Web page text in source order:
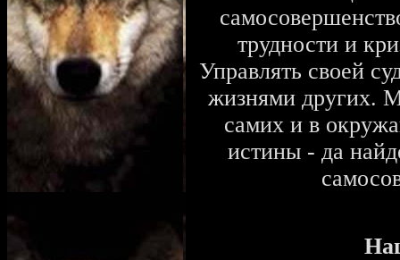
трудности и
Управлять своей
жизнями других.
самих и в
истины - да